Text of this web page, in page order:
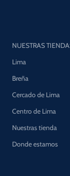
NUESTRAS
Lima
Breña
Cercado de Lima
Centro de Lima
Nuestras tienda
Donde estamos